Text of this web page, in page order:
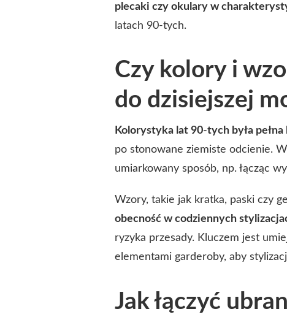
plecaki czy okulary w
latach 90-tych.
Czy kolory i
do dzisiejszej
Kolorystyka lat 90-tych była
po stonowane ziemiste odcienie.
umiarkowany sposób, np. łącząc
Wzory, takie jak kratka, paski czy
obecność w codziennych
ryzyka przesady. Kluczem jest
elementami garderoby, aby
Jak łączyć